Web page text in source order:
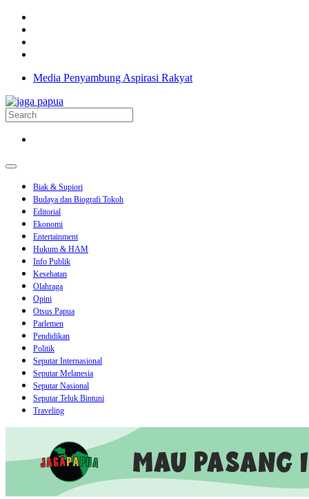
Media Penyambung Aspirasi Rakyat
Biak & Supiori
Budaya dan Biografi Tokoh
Editorial
Ekonomi
Entertainment
Hukum & HAM
Info Publik
Kesehatan
Olahraga
Opini
Otsus Papua
Parlemen
Pendidikan
Politik
Seputar Internasional
Seputar Melanesia
Seputar Nasional
Seputar Teluk Bintuni
Traveling